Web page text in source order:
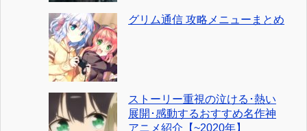
グリム通信 攻略メニューまとめ
ストーリー重視の泣ける･熱い
展開･感動するおすすめ名作神
アニメ紹介【~2020年】